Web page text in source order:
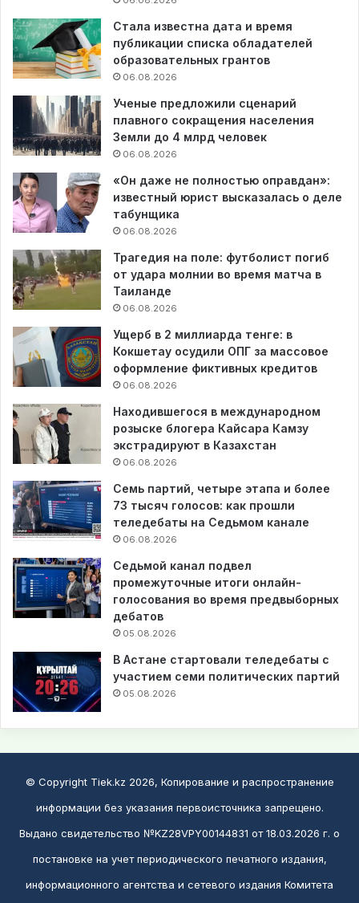
Стала известна дата и время
публикации списка обладателей
образовательных грантов
06.08.2026
Ученые предложили сценарий
плавного сокращения населения
Земли до 4 млрд человек
06.08.2026
«Он даже не полностью оправдан»:
известный юрист высказалась о деле
табунщика
06.08.2026
Трагедия на поле: футболист погиб
от удара молнии во время матча в
Таиланде
06.08.2026
Ущерб в 2 миллиарда тенге: в
Кокшетау осудили ОПГ за массовое
оформление фиктивных кредитов
06.08.2026
Находившегося в международном
розыске блогера Кайсара Камзу
экстрадируют в Казахстан
06.08.2026
Семь партий, четыре этапа и более
73 тысяч голосов: как прошли
теледебаты на Седьмом канале
06.08.2026
Седьмой канал подвел
промежуточные итоги онлайн-
голосования во время предвыборных
дебатов
05.08.2026
В Астане стартовали теледебаты с
участием семи политических партий
05.08.2026
© Copyright Tiek.kz 2026, Копирование и распространение
информации без указания первоисточника запрещено.
Выдано свидетельство №KZ28VPY00144831 от 18.03.2026 г. о
постановке на учет периодического печатного издания,
информационного агентства и сетевого издания Комитета